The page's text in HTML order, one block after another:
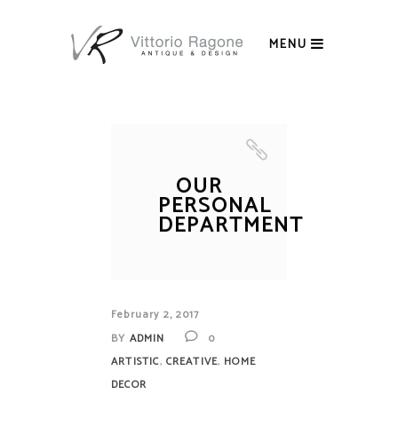
MENU
OUR
PERSONAL
DEPARTMENT
February 2, 2017
BY ADMIN
0
ARTISTIC, CREATIVE, HOME
DECOR